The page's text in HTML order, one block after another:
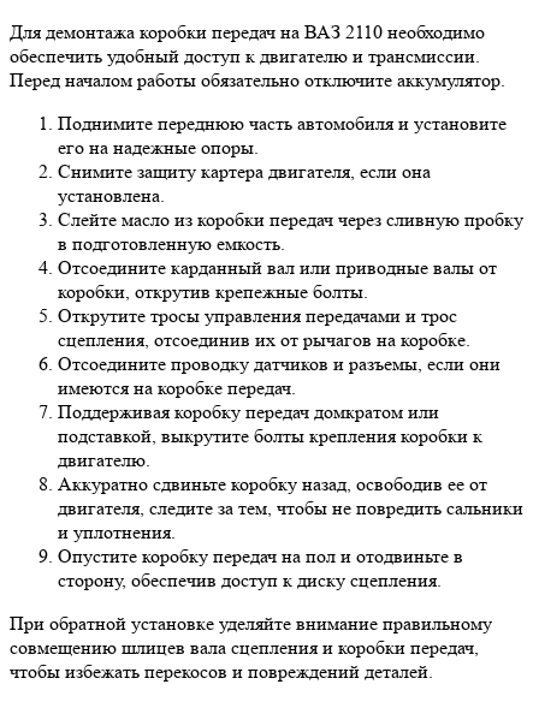
Для демонтажа коробки передач на ВАЗ 2110 необходимо
обеспечить удобный доступ к двигателю и трансмиссии.
Перед началом работы обязательно отключите аккумулятор.
Поднимите переднюю часть автомобиля и установите
его на надежные опоры.
Снимите защиту картера двигателя, если она
установлена.
Слейте масло из коробки передач через сливную пробку
в подготовленную емкость.
Отсоедините карданный вал или приводные валы от
коробки, открутив крепежные болты.
Открутите тросы управления передачами и трос
сцепления, отсоединив их от рычагов на коробке.
Отсоедините проводку датчиков и разъемы, если они
имеются на коробке передач.
Поддерживая коробку передач домкратом или
подставкой, выкрутите болты крепления коробки к
двигателю.
Аккуратно сдвиньте коробку назад, освободив ее от
двигателя, следите за тем, чтобы не повредить сальники
и уплотнения.
Опустите коробку передач на пол и отодвиньте в
сторону, обеспечив доступ к диску сцепления.
При обратной установке уделяйте внимание правильному
совмещению шлицев вала сцепления и коробки передач,
чтобы избежать перекосов и повреждений деталей.